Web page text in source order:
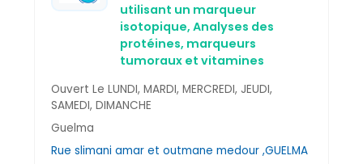
utilisant un marqueur
isotopique, Analyses des
protéines, marqueurs
tumoraux et vitamines
Ouvert Le LUNDI, MARDI, MERCREDI, JEUDI,
SAMEDI, DIMANCHE
Guelma
Rue slimani amar et outmane medour ,GUELMA